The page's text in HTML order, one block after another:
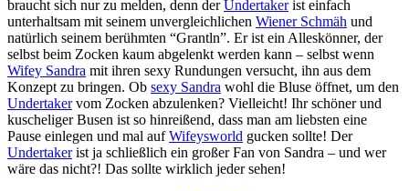
braucht sich nur zu melden, denn derUndertakerist einfach
unterhaltsam mit seinem unvergleichlichen Wiener Schmäh und
natürlich seinem berühmten “Grantln”. Er ist ein Alleskönner, der
selbst beim Zocken kaum abgelenkt werden kann – selbst wenn
Wifey Sandra mit ihren sexy Rundungen versucht, ihn aus dem
Konzept zu bringen. Ob sexy Sandra wohl die Bluse öffnet, um den
Undertakervom Zocken abzulenken? Vielleicht! Ihr schöner und
kuscheliger Busen ist so hinreißend, dass man am liebsten eine
Pause einlegen und mal aufWifeysworld gucken sollte! Der
Undertakerist ja schließlich ein großer Fan von Sandra – und wer
wäre das nicht?! Das sollte wirklich jeder sehen!